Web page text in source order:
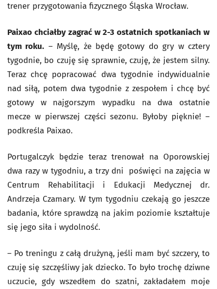
trener przygotowania fizycznego Śląska Wrocław.
Paixao chciałby zagrać w 2-3 ostatnich spotkaniach w
tym roku. – Myślę, że będę gotowy do gry w cztery
tygodnie, bo czuję się sprawnie, czuję, że jestem silny.
Teraz chcę popracować dwa tygodnie indywidualnie
nad siłą, potem dwa tygodnie z zespołem i chcę być
gotowy w najgorszym wypadku na dwa ostatnie
mecze w pierwszej części sezonu. Byłoby pięknie! –
podkreśla Paixao.
Portugalczyk będzie teraz trenował na Oporowskiej
dwa razy w tygodniu, a trzy dni poświęci na zajęcia w
Centrum Rehabilitacji i Edukacji Medycznej dr.
Andrzeja Czamary. W tym tygodniu czekają go jeszcze
badania, które sprawdzą na jakim poziomie kształtuje
się jego siła i wydolność.
– Po treningu z całą drużyną, jeśli mam być szczery, to
czuję się szczęśliwy jak dziecko. To było trochę dziwne
uczucie, gdy wszedłem do szatni, zakładałem moje